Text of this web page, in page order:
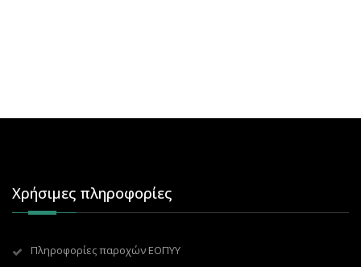
Χρήσιμες πληροφορίες
Πληροφορίες παροχών ΕΟΠΥΥ